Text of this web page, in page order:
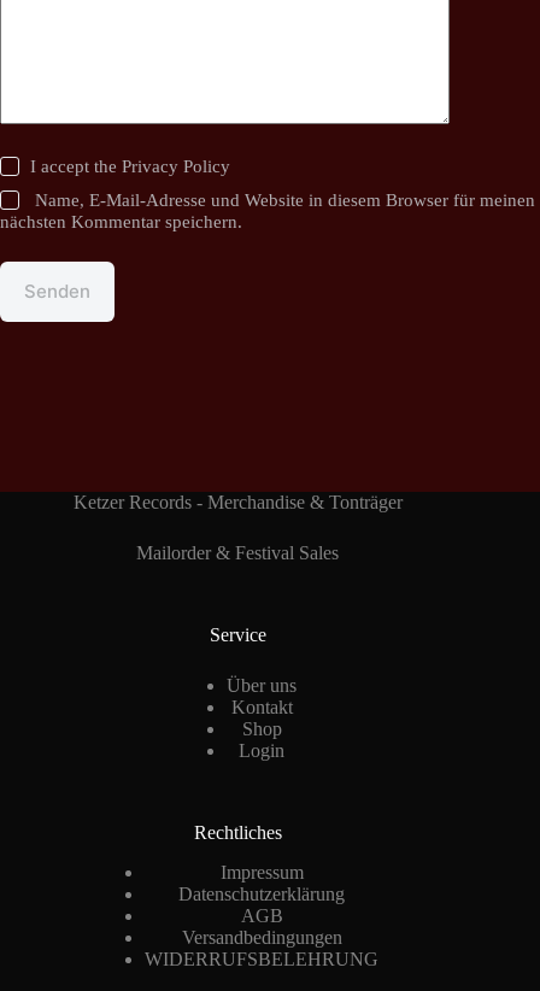
I accept thePrivacy Policy
Name, E-Mail-Adresse und Website in diesem Browser für meinen
nächsten Kommentar speichern.
Senden
Ketzer Records - Merchandise & Tonträger
Mailorder & Festival Sales
Service
Über uns
Kontakt
Shop
Login
Rechtliches
Impressum
Datenschutzerklärung
AGB
Versandbedingungen
WIDERRUFSBELEHRUNG